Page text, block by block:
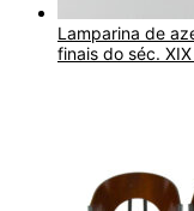
Lamparina de
finais do séc. XIX